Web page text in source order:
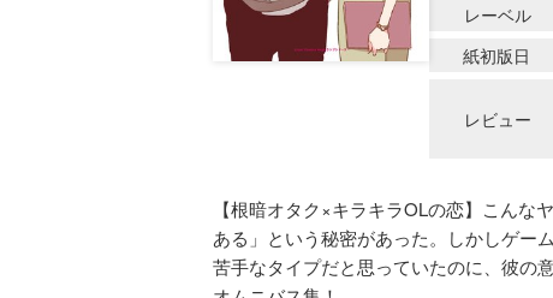
レーベル
紙初版日
レビュー
【根暗オタク×キラキラOLの恋】こん
ある」という秘密があった。しかしゲー
苦手なタイプだと思っていたのに、彼